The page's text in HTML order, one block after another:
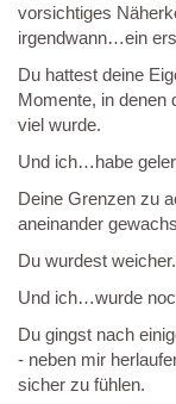
vorsichtiges
irgendwann…ein
Du hattest deine
Momente, in denen
viel wurde.
Und ich…habe
Deine Grenzen zu
aneinander
Du wurdest
Und ich…wurde
Du gingst nach
- neben mir
sicher zu fühlen.